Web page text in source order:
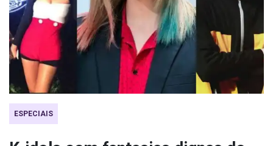
ESPECIAIS